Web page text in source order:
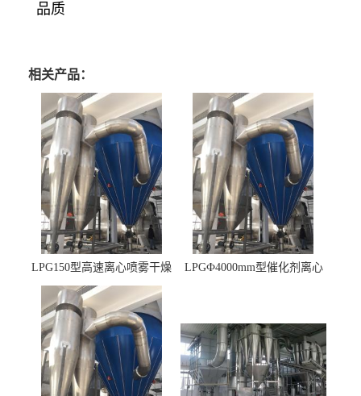
品质
相关产品：
LPG150型高速离心喷雾干燥
机 φ2.85m
LPGФ4000mm型催化剂离心